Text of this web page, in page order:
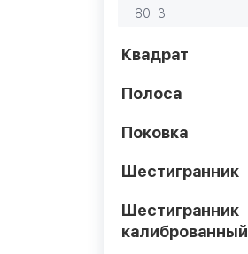
80
3
Квадрат
Полоса
Поковка
Шестигранник
Шестигранник
калиброванный